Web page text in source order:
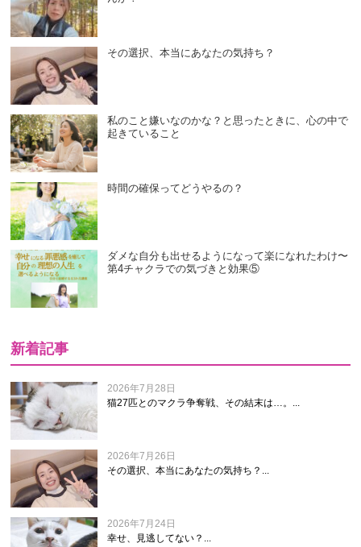
その選択、本当にあなたの気持ち？
私のこと嫌いなのかな？と思ったときに、心の中で
起きていること
時間の確保ってどうやるの？
ダメな自分も出せるようになって楽になれたわけ〜
第4チャクラでの気づきと効果⑤
新着記事
2026年7月28日
猫27匹とのマクラ争奪戦、その結末は…。...
2026年7月26日
その選択、本当にあなたの気持ち？...
2026年7月24日
幸せ、見逃してない？...